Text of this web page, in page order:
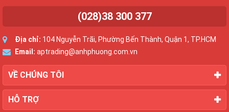
(028)38 300 377
Địa chỉ: 104 Nguyễn Trãi, Phường Bến Thành, Quận 1, TP.HCM
Email: aptrading@anhphuong.com.vn
VỀ CHÚNG TÔI
HỖ TRỢ